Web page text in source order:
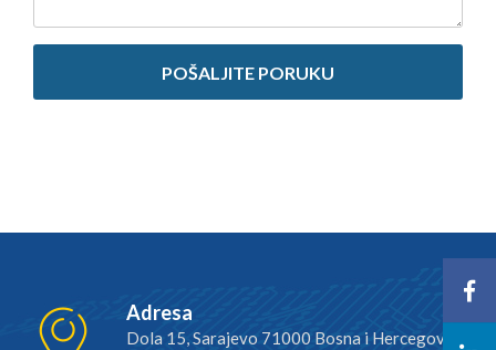
Adresa
Dola 15, Sarajevo 71000 Bosna i Hercegovina